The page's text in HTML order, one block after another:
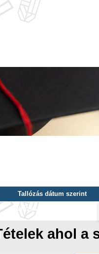
Tallózás dátum szerint
Tallózás kulcsszó szerint
ahol a